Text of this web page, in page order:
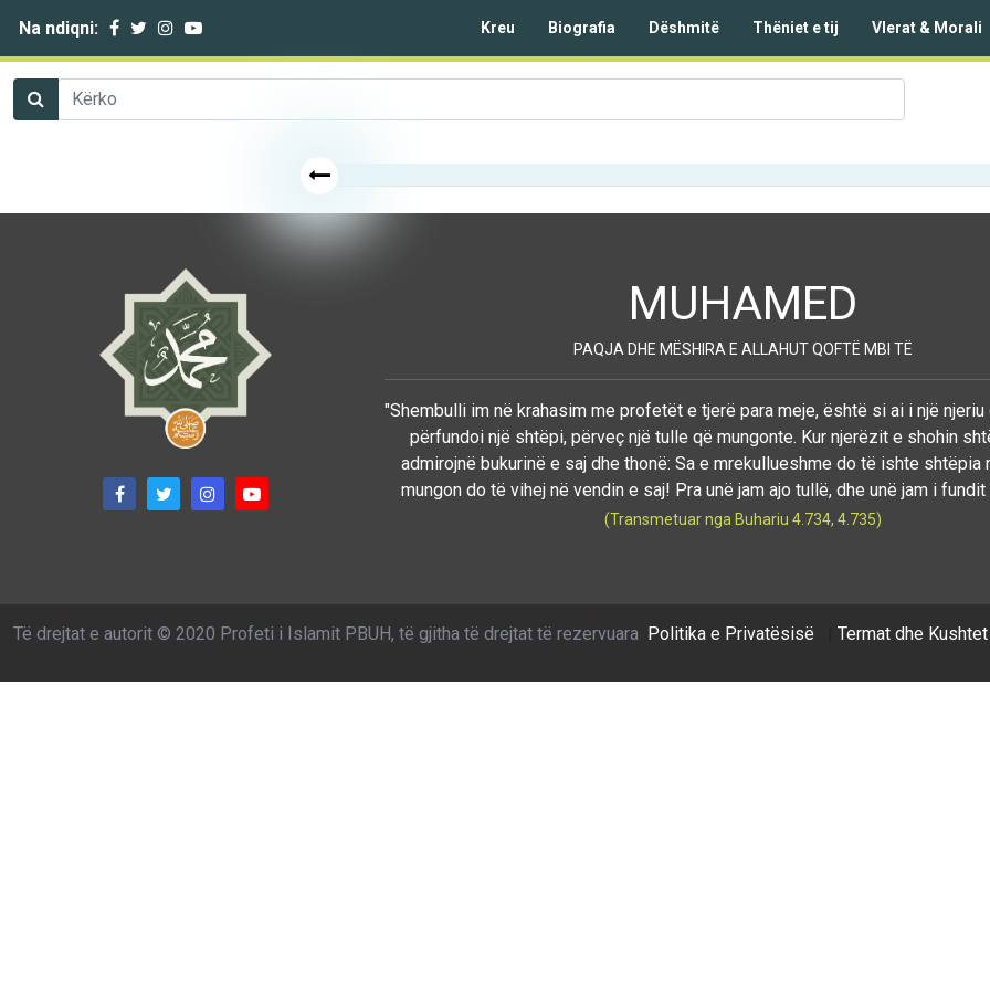
Na ndiqni: Kreu Biografia Dëshmitë Thëniet e tij Vlerat & Morali
MUHAMED
PAQJA DHE MËSHIRA E ALLAHUT QOFTË MBI TË
"Shembulli im në krahasim me profetët e tjerë para meje, është si ai i një
përfundoi një shtëpi, përveç një tulle që mungonte. Kur njerëzit e shohin
admirojnë bukurinë e saj dhe thonë: Sa e mrekullueshme do të ishte shtëpia
mungon do të vihej në vendin e saj! Pra unë jam ajo tullë, dhe unë jam i
(Transmetuar nga Buhariu 4.734, 4.735)
Të drejtat e autorit © 2020 Profeti i Islamit PBUH, të gjitha të drejtat të rezervuara Politika e Privatësisë Termat dhe Kushtet